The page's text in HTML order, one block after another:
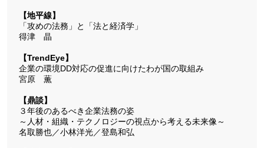
【地平線】
「攻めの法務」と「法と経済学」
得津 晶
【TrendEye】
企業の環境DD対応の促進に向けたわが国の取組み
宮原 薫
【鼎談】
３年後のあるべき企業法務の姿
～人材・組織・テクノロジーの視点から考える未来像～
名取勝也／小林洋光／登島和弘